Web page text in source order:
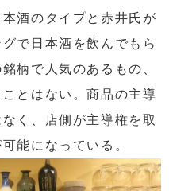
酒のタイプと赤井氏が
で日本酒を飲んでもら
柄で人気のあるもの、
とはない。商品の主導
く、店側が主導権を取
能になっている。